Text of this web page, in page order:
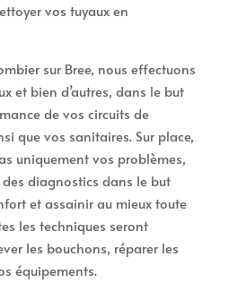
vos tuyaux en
sur Bree, nous effectuons
et bien d’autres, dans le but
de vos circuits de
que vos sanitaires. Sur place,
uniquement vos problèmes,
diagnostics dans le but
et assainir au mieux toute
les techniques seront
les bouchons, réparer les
équipements.